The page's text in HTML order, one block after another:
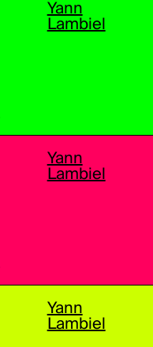
Yann
Lambiel
Yann
Lambiel
Yann
Lambiel